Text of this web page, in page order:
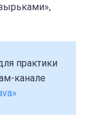
практики
канале